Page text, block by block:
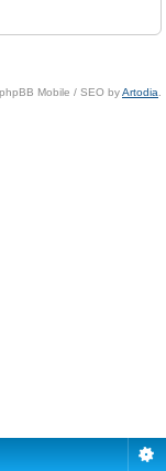
phpBB Mobile / SEO byArtodia